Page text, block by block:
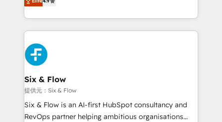
working with mid-market and enterprise
organisations, global organisations and those with
complex use cases 🏆 CRM Implementation,
Platform Enablement, Custom Integration and
Onboarding Accredited 🔐 ISO27001 & ISO9001
Certified
Marketing, Sales, Service, CMS and Operations Hub,
so selling and actually engaging with your customers
feels easy and pain-free. We are a top ranked
HubSpot Elite Partner, winner of Rookie of the Year
and Customer First Awards, 4.9/5 rating in HubSpot
Reviews and 4.9/5 rating in Clutch Reviews. Digifianz
helps the following industries: logistics & 3PL, home
improvement & construction, branding and
commercialization, real estate, health, education,
SaaS, Software Dev & IT and consulting, make the
Six & Flow
提供元：Six & Flow
Six & Flow is an AI-first HubSpot consultancy and
RevOps partner helping ambitious organisations